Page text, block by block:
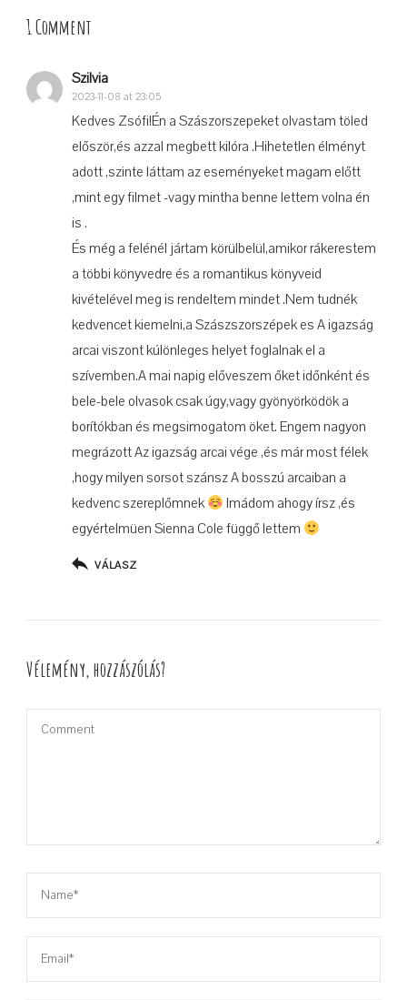
1 Comment
Szilvia
2023-11-08 at 23:05
Kedves Zsófi!Én a Szászorszepeket olvastam töled
először,és azzal megbett kilóra .Hihetetlen élményt
adott ,szinte láttam az eseményeket magam előtt
,mint egy filmet -vagy mintha benne lettem volna én
is .
És még a felénél jártam körülbelül,amikor rákerestem
a többi könyvedre és a romantikus könyveid
kivételével meg is rendeltem mindet .Nem tudnék
kedvencet kiemelni,a Szászszorszépek es A igazság
arcai viszont kúlönleges helyet foglalnak el a
szívemben.A mai napig előveszem őket időnként és
bele-bele olvasok csak úgy,vagy gyönyörködök a
borítókban és megsimogatom öket. Engem nagyon
megrázott Az igazság arcai vége ,és már most félek
,hogy milyen sorsot szánsz A bosszú arcaiban a
kedvenc szereplőmnek
Imádom ahogy írsz ,és
egyértelmüen Sienna Cole függő lettem
VÁLASZ
Vélemény, hozzászólás?